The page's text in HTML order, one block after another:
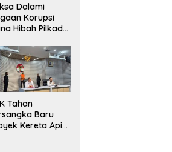
Dalami
Korupsi
Hibah Pilkada
Tahan
Baru
Kereta Api